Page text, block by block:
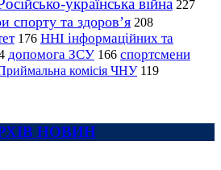
українська війна 227
спорту та здоров’я 208
176 ННІ інформаційних та
допомога ЗСУ 166 спортсмени
комісія ЧНУ 119
НОВИН